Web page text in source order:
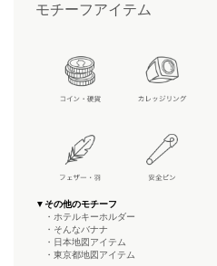
モチーフアイテム
▼その他のモチーフ
・ホテルキーホルダー
・そんなバナナ
・日本地図アイテム
・東京都地図アイテム